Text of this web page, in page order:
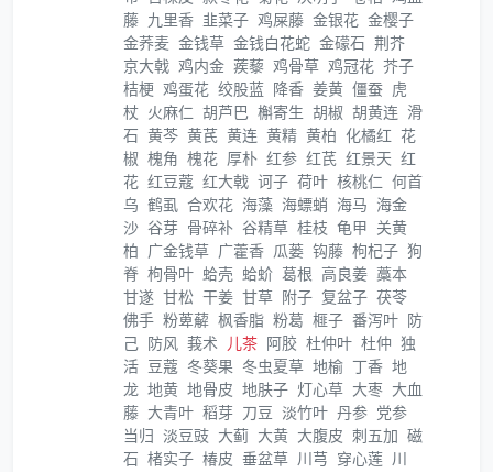
藤 九里香 韭菜子 鸡屎藤 金银花 金樱子
金荞麦 金钱草 金钱白花蛇 金礞石 荆芥
京大戟 鸡内金 蒺藜 鸡骨草 鸡冠花 芥子
桔梗 鸡蛋花 绞股蓝 降香 姜黄 僵蚕 虎
杖 火麻仁 胡芦巴 槲寄生 胡椒 胡黄连 滑
石 黄芩 黄芪 黄连 黄精 黄柏 化橘红 花
椒 槐角 槐花 厚朴 红参 红芪 红景天 红
花 红豆蔻 红大戟 诃子 荷叶 核桃仁 何首
乌 鹤虱 合欢花 海藻 海螵蛸 海马 海金
沙 谷芽 骨碎补 谷精草 桂枝 龟甲 关黄
柏 广金钱草 广藿香 瓜蒌 钩藤 枸杞子 狗
脊 枸骨叶 蛤壳 蛤蚧 葛根 高良姜 藁本
甘遂 甘松 干姜 甘草 附子 复盆子 茯苓
佛手 粉萆薢 枫香脂 粉葛 榧子 番泻叶 防
己 防风 莪术 儿茶 阿胶 杜仲叶 杜仲 独
活 豆蔻 冬葵果 冬虫夏草 地榆 丁香 地
龙 地黄 地骨皮 地肤子 灯心草 大枣 大血
藤 大青叶 稻芽 刀豆 淡竹叶 丹参 党参
当归 淡豆豉 大蓟 大黄 大腹皮 刺五加 磁
石 楮实子 椿皮 垂盆草 川芎 穿心莲 川